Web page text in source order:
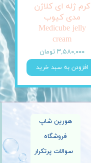
کرم ژله ای کلاژن
مدی کیوب
Medicube jelly
cream
۳,۵۸۰,۰۰۰ تومان
افزودن به سبد خرید
هورین شاپ
فروشگاه
سوالات پرتکرار